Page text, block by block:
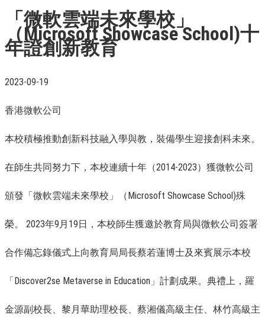
「微軟雲端未來學校」
（Microsoft Showcase School)十
年證創新教育
2023-09-19
香港微軟公司
本校積極推動創新科技融入學與教，裝備學生迎接創科未來。
在師生共同努力下，本校連續十年（2014-2023）獲微軟公司
頒發「微軟雲端未來學校」（Microsoft Showcase School)殊
榮。 2023年9月19日，本校師生獲邀於教育局與微軟公司簽署
合作備忘錄儀式上向教育局局長蔡若蓮博士及來賓展示本校
「Discover2se Metaverse in Education」計劃成果。典禮上，羅
金源副校長、黎月華助理校長、蔡湘儀高級主任、林竹高級主